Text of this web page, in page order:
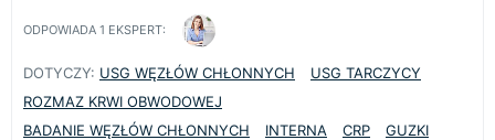
ODPOWIADA 1 EKSPERT:
DOTYCZY: USG WĘZŁÓW CHŁONNYCH
USG TARCZYCY
ROZMAZ KRWI OBWODOWEJ
BADANIE WĘZŁÓW CHŁONNYCH
INTERNA CRP
GUZKI